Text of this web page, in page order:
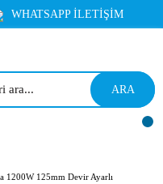
WHATSAPP İLETİŞİM
ARA
1200W 125mm Devir Ayarlı